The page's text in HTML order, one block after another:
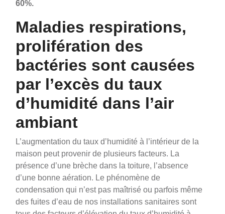
60%.
Maladies respirations,
prolifération des
bactéries sont causées
par l’excès du taux
d’humidité dans l’air
ambiant
L’augmentation du taux d’humidité à l’intérieur de la
maison peut provenir de plusieurs facteurs. La
présence d’une brèche dans la toiture, l’absence
d’une bonne aération. Le phénomène de
condensation qui n’est pas maîtrisé ou parfois même
des fuites d’eau de nos installations sanitaires sont